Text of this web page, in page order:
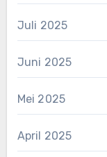
Juli 2025
Juni 2025
Mei 2025
April 2025